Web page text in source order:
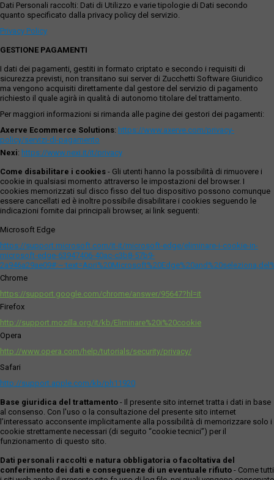
Dati Personali raccolti: Dati di Utilizzo e varie tipologie di Dati secondo
quanto specificato dalla privacy policy del servizio.
Privacy Policy
GESTIONE PAGAMENTI
I dati dei pagamenti, gestiti in formato criptato e secondo i requisiti di
sicurezza previsti, non transitano sui server di Zucchetti Software Giuridico
ma vengono acquisiti direttamente dal gestore del servizio di pagamento
richiesto il quale agirà in qualità di autonomo titolare del trattamento.
Per maggiori informazioni si rimanda alle pagine dei gestori dei pagamenti:
Axerve Ecommerce Solutions: https://www.axerve.com/privacy-
policy/servizi-di-pagamento
Nexi: https://www.nexi.it/it/privacy
Come disabilitare i cookies - Gli utenti hanno la possibilità di rimuovere i
cookie in qualsiasi momento attraverso le impostazioni del browser. I
cookies memorizzati sul disco fisso del tuo dispositivo possono comunque
essere cancellati ed è inoltre possibile disabilitare i cookies seguendo le
indicazioni fornite dai principali browser, ai link seguenti:
Microsoft Edge
https://support.microsoft.com/it-it/microsoft-edge/eliminare-i-cookie-in-
microsoft-edge-63947406-40ac-c3b8-57b9-
Chrome
https://support.google.com/chrome/answer/95647?hl=it
Firefox
http://support.mozilla.org/it/kb/Eliminare%20i%20cookie
Opera
http://www.opera.com/help/tutorials/security/privacy/
Safari
http://support.apple.com/kb/ph11920
Base giuridica del trattamento - Il presente sito internet tratta i dati in base
al consenso. Con l'uso o la consultazione del presente sito internet
l’interessato acconsente implicitamente alla possibilità di memorizzare solo i
cookie strettamente necessari (di seguito “cookie tecnici”) per il
funzionamento di questo sito.
Dati personali raccolti e natura obbligatoria o facoltativa del
conferimento dei dati e conseguenze di un eventuale rifiuto - Come tutti